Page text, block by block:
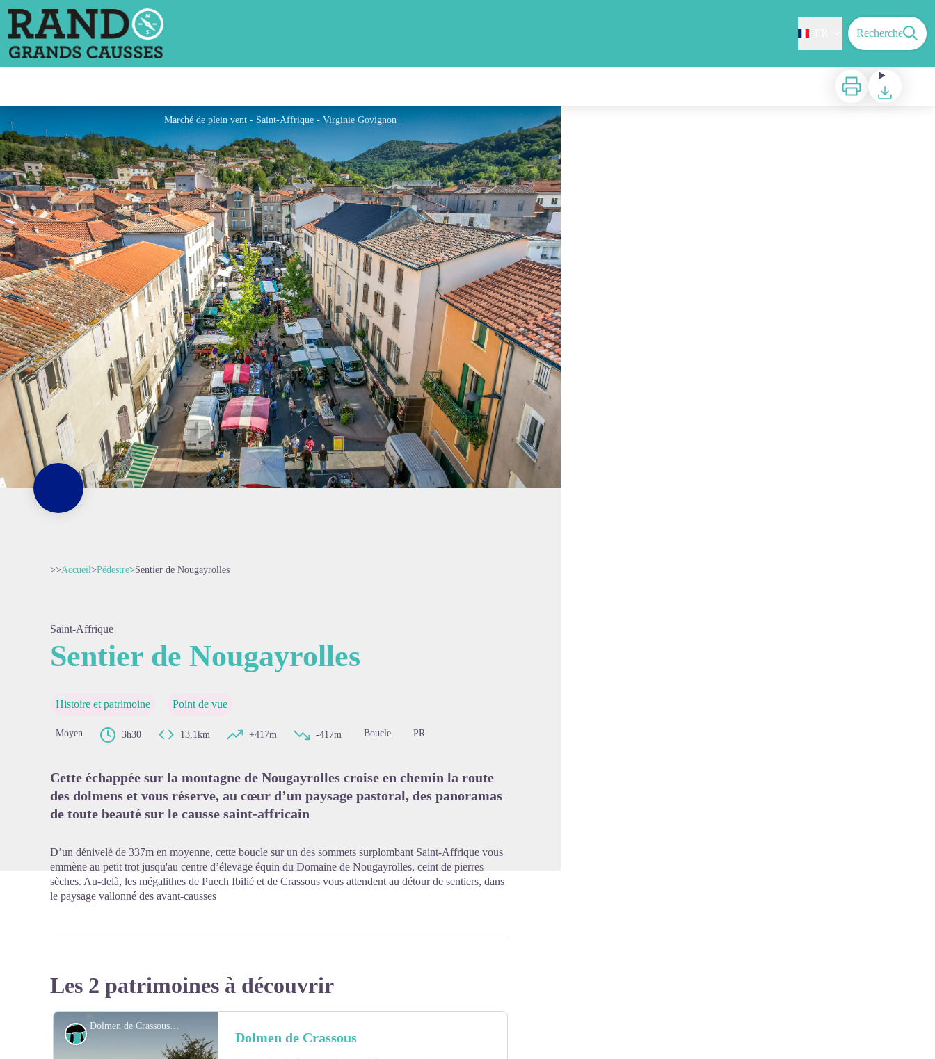
Recherche
Imprimer Télécharger
Marché de plein vent - Saint-Affrique - Virginie Govignon
>>Accueil>Pédestre>Sentier de Nougayrolles
Saint-Affrique
Sentier de Nougayrolles
Histoire et patrimoine Point de vue
Moyen 3h30 13,1km +417m -417m Boucle PR
Cette échappée sur la montagne de Nougayrolles croise en chemin la route
des dolmens et vous réserve, au cœur d’un paysage pastoral, des panoramas
de toute beauté sur le causse saint-affricain
D’un dénivelé de 337m en moyenne, cette boucle sur un des sommets surplombant Saint-Affrique vous
emmène au petit trot jusqu'au centre d’élevage équin du Domaine de Nougayrolles, ceint de pierres
sèches. Au-delà, les mégalithes de Puech Ibilié et de Crassous vous attendent au détour de sentiers, dans
le paysage vallonné des avant-causses
Les 2 patrimoines à découvrir
Dolmen de Crassous - Roquefort Tourisme
Dolmen Dolmen de Crassous